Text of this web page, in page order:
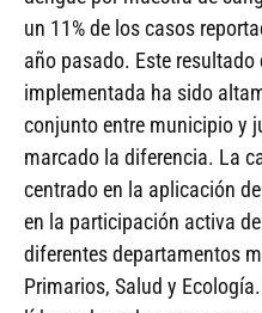
un 11% de los casos
año pasado. Este
implementada ha sido
conjunto entre municipio y
marcado la diferencia. La
centrado en la aplicación
en la participación activa
diferentes departamentos
Primarios, Salud y